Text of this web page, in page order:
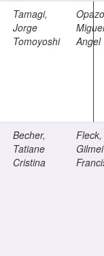
Tamagi,
Jorge
Tomoyoshi
Miguel
Angel
Becher,
Tatiane
Cristina
Fleck,
Gilmei